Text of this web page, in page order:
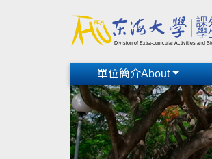
單位簡介About